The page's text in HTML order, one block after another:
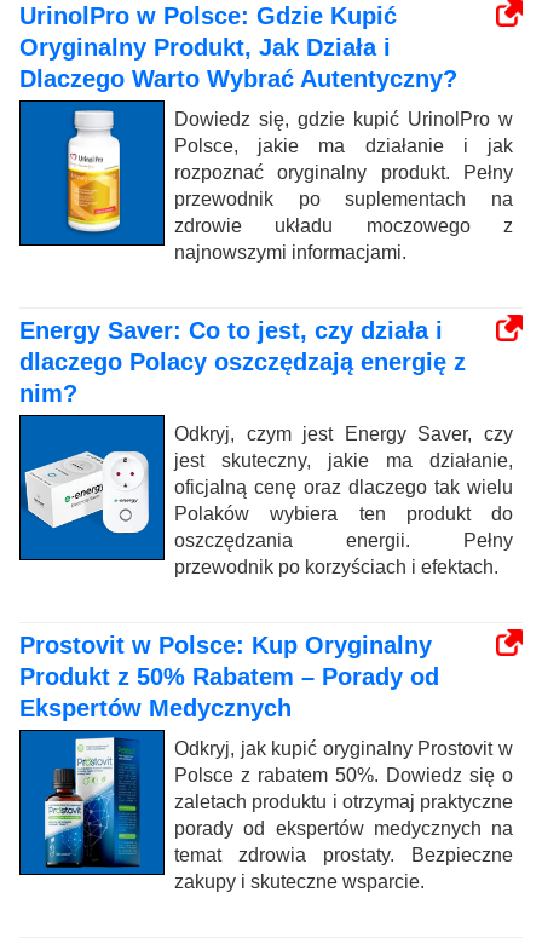
UrinolPro w Polsce: Gdzie Kupić
Oryginalny Produkt, Jak Działa i
Dlaczego Warto Wybrać Autentyczny?
Dowiedz się, gdzie kupić UrinolPro w
Polsce, jakie ma działanie i jak
rozpoznać oryginalny produkt. Pełny
przewodnik po suplementach na
zdrowie układu moczowego z
najnowszymi informacjami.
Energy Saver: Co to jest, czy działa i
dlaczego Polacy oszczędzają energię z
nim?
Odkryj, czym jest Energy Saver, czy
jest skuteczny, jakie ma działanie,
oficjalną cenę oraz dlaczego tak wielu
Polaków wybiera ten produkt do
oszczędzania energii. Pełny
przewodnik po korzyściach i efektach.
Prostovit w Polsce: Kup Oryginalny
Produkt z 50% Rabatem – Porady od
Ekspertów Medycznych
Odkryj, jak kupić oryginalny Prostovit w
Polsce z rabatem 50%. Dowiedz się o
zaletach produktu i otrzymaj praktyczne
porady od ekspertów medycznych na
temat zdrowia prostaty. Bezpieczne
zakupy i skuteczne wsparcie.